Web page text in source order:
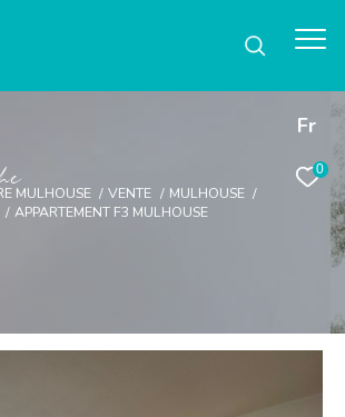
Fr
0
eMULHOUSE VENTE
MULHOUSE
APPARTEMENT F3 MULHOUSE